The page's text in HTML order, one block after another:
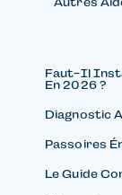
Faut-Il
En 2026 ?
Diagnostic
Passoires
Le Guide